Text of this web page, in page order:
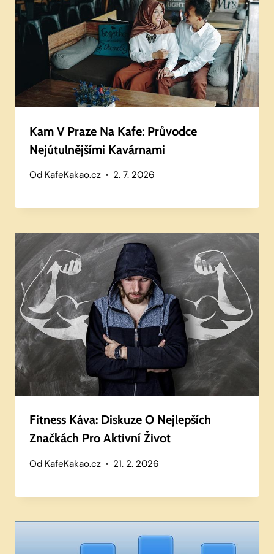
Kam V Praze Na Kafe: Průvodce
Nejútulnějšími Kavárnami
Od KafeKakao.cz 2. 7. 2026
Fitness Káva: Diskuze O Nejlepších
Značkách Pro Aktivní Život
Od KafeKakao.cz 21. 2. 2026